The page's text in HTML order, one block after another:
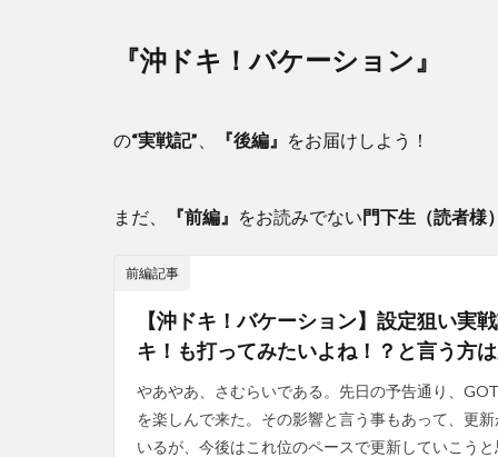
『沖ドキ！バケーション』
の“実戦記” 『後編』 をお届けしよう！
まだ、 『前編』 をお読みでない 門下生（読者様
前編記事
【沖ドキ！バケーション】設定狙い実
キ！も打ってみたいよね！？と言う方
やあやあ、さむらいである。先日の予告通り、
を楽しんで来た。その影響と言う事もあって、更
いるが、今後はこれ位のペースで更新していこう